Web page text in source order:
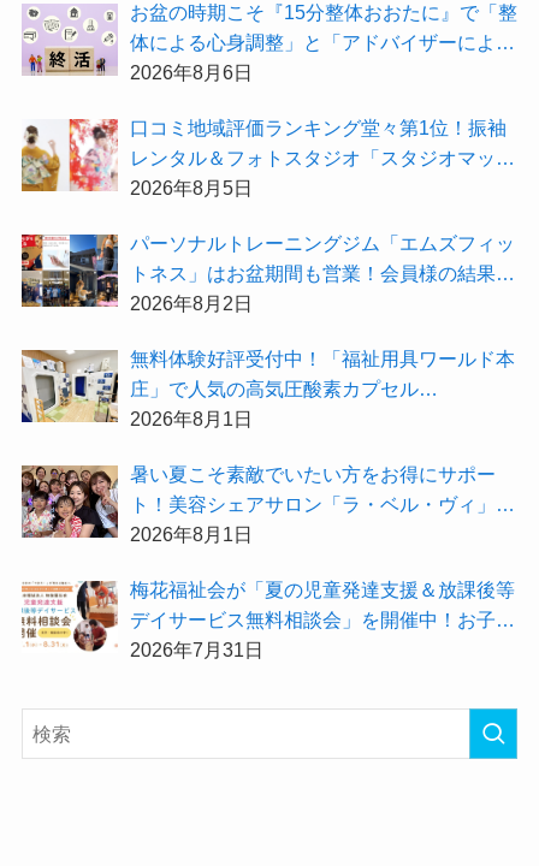
お盆の時期こそ『15分整体おおたに』で「整
体による心身調整」と「アドバイザーによる
身辺整理の準備」をしてみませんか？
2026年8月6日
⼝コミ地域評価ランキング堂々第1位！振袖
レンタル＆フォトスタジオ「スタジオマック
ス」がお得な『2026年8月限定キャンペー
2026年8月5日
パーソナルトレーニングジム「エムズフィッ
トネス」はお盆期間も営業！会員様の結果を
大公開★
2026年8月2日
無料体験好評受付中！「福祉用具ワールド本
庄」で人気の高気圧酸素カプセル
「O2BOX（30分500円）」で夏バテ撃退★
2026年8月1日
暑い夏こそ素敵でいたい方をお得にサポー
ト！美容シェアサロン「ラ・ベル・ヴィ」か
ら2026年8月のお得情報が届きました！
2026年8月1日
梅花福祉会が「夏の児童発達支援＆放課後等
デイサービス無料相談会」を開催中！お子さ
まの「できた！」を増やす夏にしてみません
2026年7月31日